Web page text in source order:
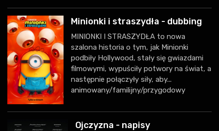
Minionki i straszydła - dubbing
MINIONKI I STRASZYDŁA to nowa
szalona historia o tym, jak Minionki
podbiły Hollywood, stały się gwiazdami
filmowymi, wypuściły potwory na świat, a
następnie połączyły siły, aby...
animowany/familijny/przygodowy
Ojczyzna - napisy